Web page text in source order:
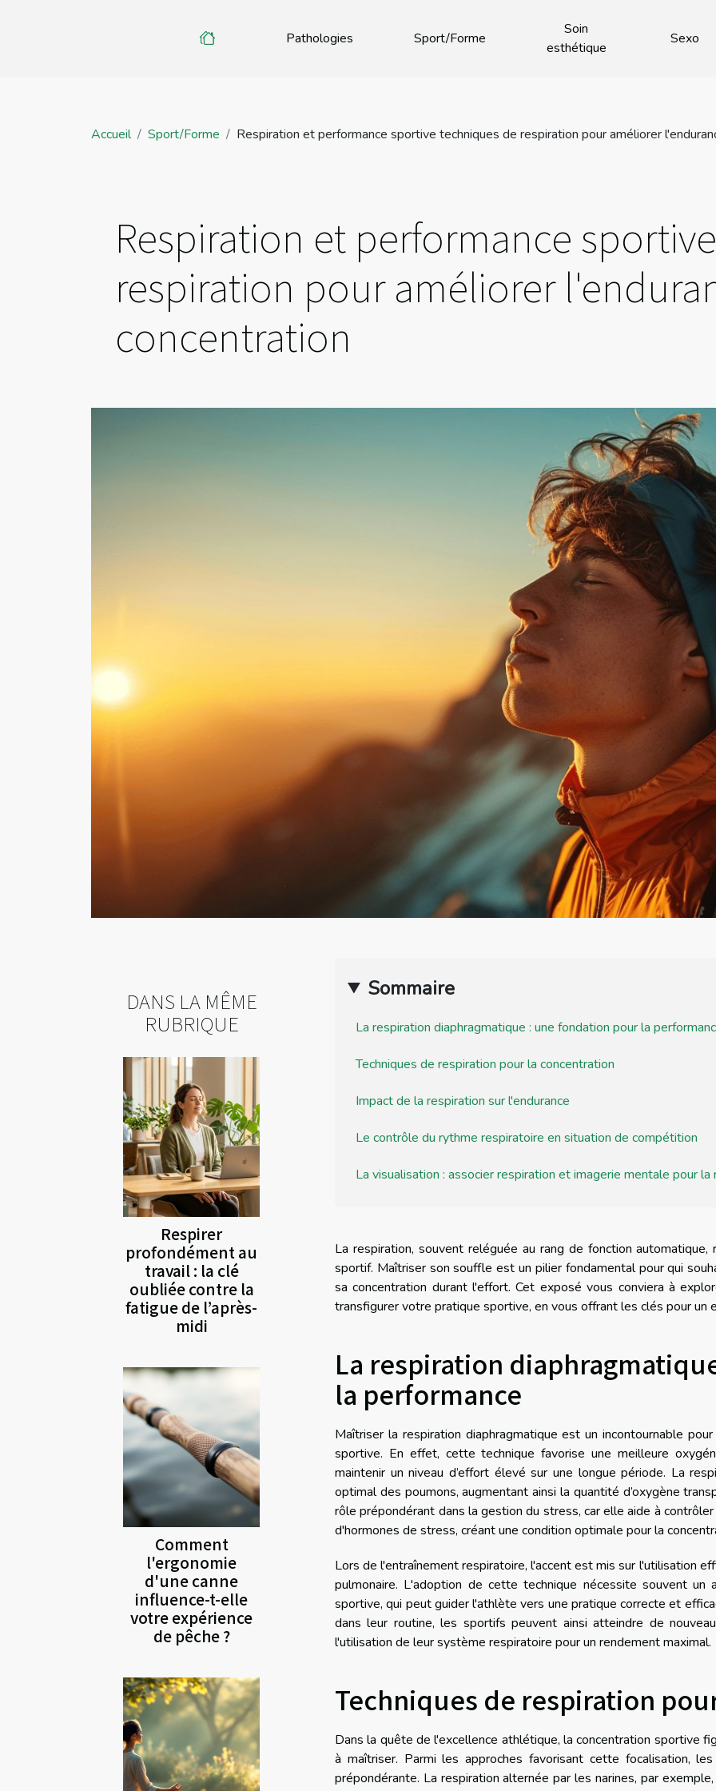
Pathologies Sport/Forme
Soin
esthétique
Sexo
Accueil Sport/Forme Respiration et performance sportive techniques de respiration pour améliorer
Respiration et performance
respiration pour améliorer
concentration
DANS LA MÊME
RUBRIQUE
Respirer
profondément au
travail : la clé
oubliée contre la
fatigue de l’après-
midi
Comment
l'ergonomie
d'une canne
influence-t-elle
votre expérience
de pêche ?
Sommaire
La respiration diaphragmatique : une fondation pour la
Techniques de respiration pour la concentration
Impact de la respiration sur l'endurance
Le contrôle du rythme respiratoire en situation de compétition
La visualisation : associer respiration et imagerie mentale pour
La respiration, souvent reléguée au rang de fonction
sportif. Maîtriser son souffle est un pilier fondamental pour qui
sa concentration durant l'effort. Cet exposé vous conviera à
transfigurer votre pratique sportive, en vous offrant les clés pour un
La respiration
la performance
Maîtriser la respiration diaphragmatique est un incontournable
sportive. En effet, cette technique favorise une meilleure
maintenir un niveau d’effort élevé sur une longue période. La
optimal des poumons, augmentant ainsi la quantité d’oxygène
rôle prépondérant dans la gestion du stress, car elle aide à
d'hormones de stress, créant une condition optimale pour la
Lors de l'entraînement respiratoire, l'accent est mis sur l'utilisation
pulmonaire. L'adoption de cette technique nécessite souvent un
sportive, qui peut guider l'athlète vers une pratique correcte et
dans leur routine, les sportifs peuvent ainsi atteindre de
l'utilisation de leur système respiratoire pour un rendement maximal.
Techniques de respiration
Dans la quête de l'excellence athlétique, la concentration sportive
à maîtriser. Parmi les approches favorisant cette focalisation,
prépondérante. La respiration alternée par les narines, par